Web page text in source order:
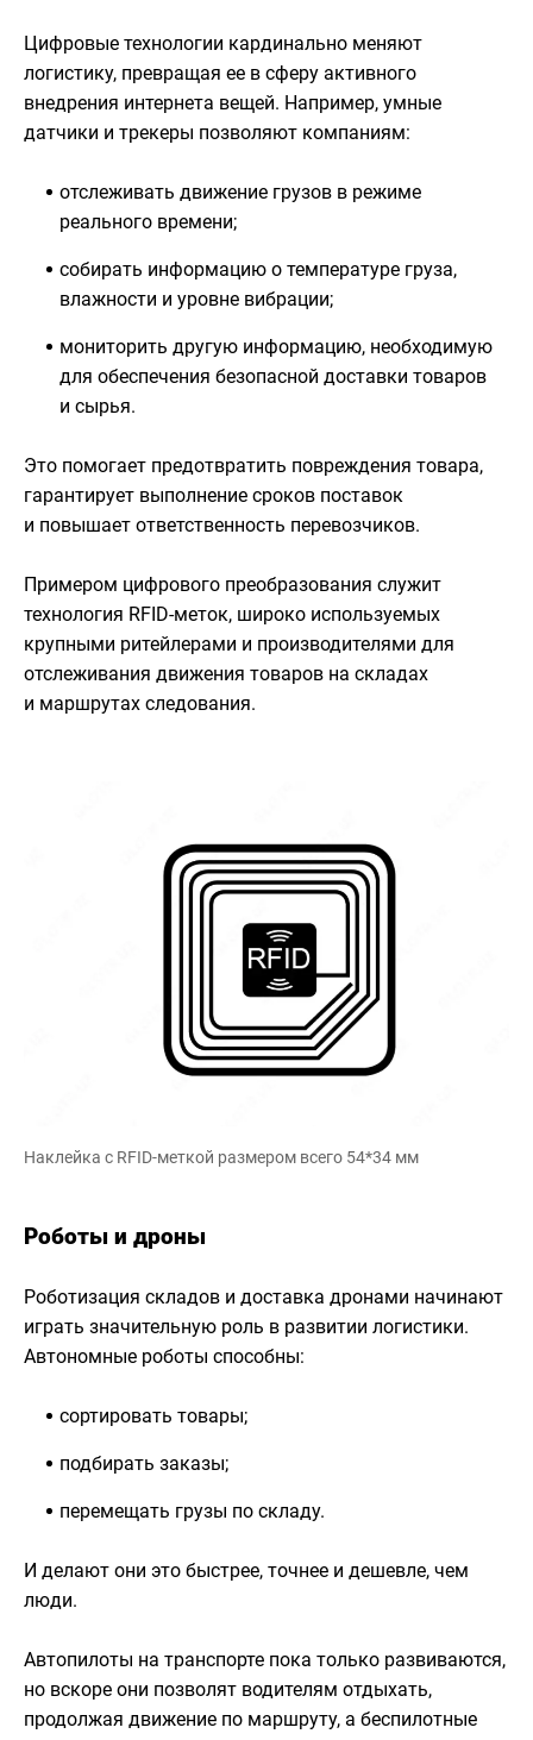
Цифровые технологии кардинально меняют
логистику, превращая ее в сферу активного
внедрения интернета вещей. Например, умные
датчики и трекеры позволяют компаниям:
отслеживать движение грузов в режиме
реального времени;
собирать информацию о температуре груза,
влажности и уровне вибрации;
мониторить другую информацию, необходимую
для обеспечения безопасной доставки товаров
и сырья.
Это помогает предотвратить повреждения товара,
гарантирует выполнение сроков поставок
и повышает ответственность перевозчиков.
Примером цифрового преобразования служит
технология RFID-меток, широко используемых
крупными ритейлерами и производителями для
отслеживания движения товаров на складах
и маршрутах следования.
Наклейка с RFID-меткой размером всего 54*34 мм
Роботы и дроны
Роботизация складов и доставка дронами начинают
играть значительную роль в развитии логистики.
Автономные роботы способны:
сортировать товары;
подбирать заказы;
перемещать грузы по складу.
И делают они это быстрее, точнее и дешевле, чем
люди.
Автопилоты на транспорте пока только развиваются,
но вскоре они позволят водителям отдыхать,
продолжая движение по маршруту, а беспилотные